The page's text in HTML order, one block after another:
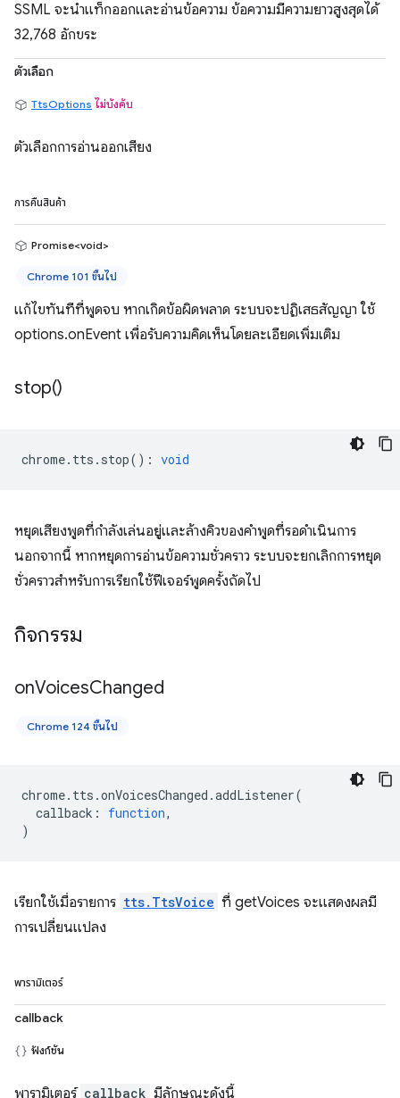
SSML จะนำแท็กออกและอ่านข้อความ ข้อความมีความยาวสูงสุดได้
32,768 อักขระ
ตัวเลือก
TtsOptions ไม่บังคับ
ตัวเลือกการอ่านออกเสียง
การคืนสินค้า
Promise<void>
Chrome 101 ขึ้นไป
แก้ไขทันทีที่พูดจบ หากเกิดข้อผิดพลาด ระบบจะปฏิเสธสัญญา ใช้
options.onEvent เพื่อรับความคิดเห็นโดยละเอียดเพิ่มเติม
stop()
chrome. tts . stop() : void
หยุดเสียงพูดที่กำลังเล่นอยู่และล้างคิวของคำพูดที่รอดำเนินการ
นอกจากนี้ หากหยุดการอ่านข้อความชั่วคราว ระบบจะยกเลิกการหยุด
ชั่วคราวสำหรับการเรียกใช้ฟีเจอร์พูดครั้งถัดไป
กิจกรรม
onVoicesChanged
Chrome 124 ขึ้นไป
chrome. tts .onVoicesChanged .addListener(
callback : function,
)
เรียกใช้เมื่อรายการ tts.TtsVoice ที่ getVoices จะแสดงผลมี
การเปลี่ยนแปลง
พารามิเตอร์
callback
ฟังก์ชัน
พารามิเตอร์ callback มีลักษณะดังนี้